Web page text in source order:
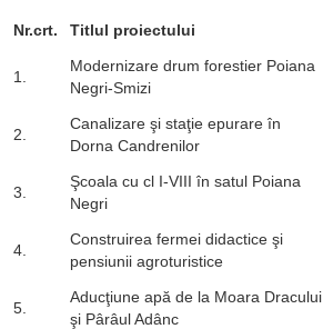
Nr.crt. Titlul proiectului
1.
Modernizare drum forestier Poiana
Negri-Smizi
2.
Canalizare şi staţie epurare în
Dorna Candrenilor
3.
Şcoala cu cl I-VIII în satul Poiana
Negri
4.
Construirea fermei didactice şi
pensiunii agroturistice
5.
Aducţiune apă de la Moara Dracului
şi Pârâul Adânc